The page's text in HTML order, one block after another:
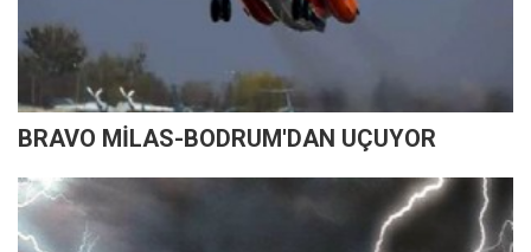
BRAVO MİLAS-BODRUM'DAN UÇUYOR